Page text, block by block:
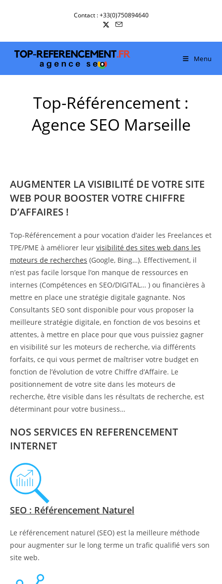
Contact : +33(0)750894640
Menu
Top-Référencement :
Agence SEO Marseille
AUGMENTER LA VISIBILITÉ DE VOTRE SITE
WEB POUR BOOSTER VOTRE CHIFFRE
D’AFFAIRES !
Top-Référencement a pour vocation d’aider les Freelances et
TPE/PME à améliorer leur visibilité des sites web dans les
moteurs de recherches (Google, Bing…). Effectivement, il
n’est pas facile lorsque l’on manque de ressources en
internes (Compétences en SEO/DIGITAL… ) ou financières à
mettre en place une stratégie digitale gagnante. Nos
Consultants SEO sont disponible pour vous proposer la
meilleure stratégie digitale, en fonction de vos besoins et
attentes, à mettre en place pour que vous puissiez gagner
en visibilité sur les moteurs de recherche, via différents
forfaits, ce qui vous permet de maîtriser votre budget en
fonction de l’évolution de votre Chiffre d’Affaire. Le
positionnement de votre site dans les moteurs de
recherche, être visible dans les résultats de recherche, est
déterminant pour votre business…
NOS SERVICES EN REFERENCEMENT
INTERNET
SEO : Référencement Naturel
Le référencement naturel (SEO) est la meilleure méthode
pour augmenter sur le long terme un trafic qualifié vers son
site web.